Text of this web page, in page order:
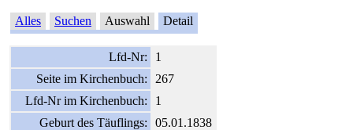
Alles Suchen Auswahl Detail
Lfd-Nr:
1
Seite im Kirchenbuch:
267
Lfd-Nr im Kirchenbuch:
1
Geburt des Täuflings:
05.01.1838